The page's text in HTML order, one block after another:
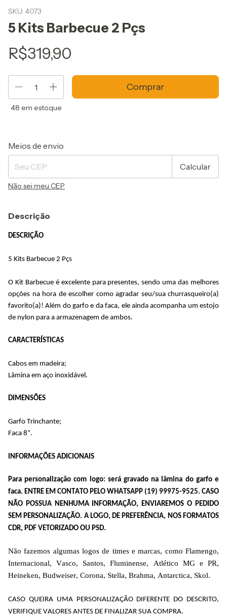
SKU: 4073
5 Kits Barbecue 2 Pçs
R$319,90
48 em estoque
Entregas para o CEP:
Meios de envio
Calcular
Não sei meu CEP
Descrição
DESCRIÇÃO
5 Kits Barbecue 2 Pçs
O Kit Barbecue é excelente para presentes, sendo uma das melhores
opções na hora de escolher como agradar seu/sua churrasqueiro(a)
favorito(a)! Além do garfo e da faca, ele ainda acompanha um estojo
de nylon para a armazenagem de ambos.
CARACTERÍSTICAS
Cabos em madeira;
Lâmina em aço inoxidável.
DIMENSÕES
Garfo Trinchante;
Faca 8”.
INFORMAÇÕES ADICIONAIS
Para personalização com logo: será gravado na lâmina do garfo e
faca. ENTRE EM CONTATO PELO WHATSAPP (19) 99975-9525. CASO
NÃO POSSUA NENHUMA INFORMAÇÃO, ENVIAREMOS O PEDIDO
SEM PERSONALIZAÇÃO. A LOGO, DE PREFERÊNCIA, NOS FORMATOS
CDR, PDF VETORIZADO OU PSD.
Não fazemos algumas logos de times e marcas, como Flamengo,
Internacional, Vasco, Santos, Fluminense, Atlético MG e PR,
Heineken, Budweiser, Corona, Stella, Brahma, Antarctica, Skol.
CASO QUEIRA UMA PERSONALIZAÇÃO DIFERENTE DO DESCRITO,
VERIFIQUE VALORES ANTES DE FINALIZAR SUA COMPRA.